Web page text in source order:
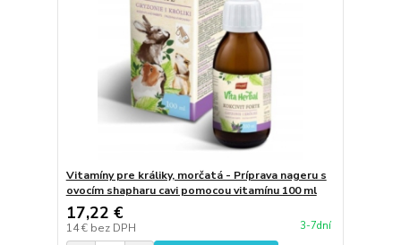
Vitamíny pre králiky, morčatá - Príprava nageru s
ovocím shapharu cavi pomocou vitamínu 100 ml
17,22 €
14 € bez DPH 3-7dní